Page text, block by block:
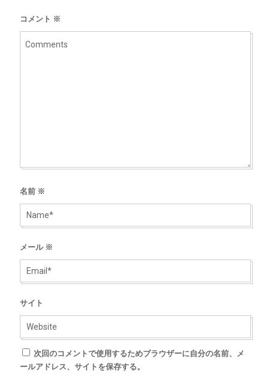
コメント ※
名前 ※
メール ※
サイト
次回のコメントで使用するためブラウザーに自分の名前、メ
ールアドレス、サイトを保存する。